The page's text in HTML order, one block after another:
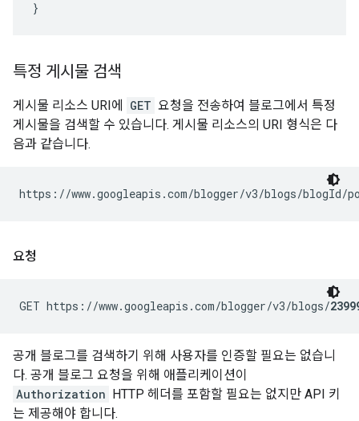
특정 게시물 검색
게시물 리소스 URI에 GET 요청을 전송하여 블로그에서 특정
게시물을 검색할 수 있습니다. 게시물 리소스의 URI 형식은 다
음과 같습니다.
https://www.googleapis.com/blogger/v3/blogs/blogId/
요청
GET https://www.googleapis.com/blogger/v3/blogs/
공개 블로그를 검색하기 위해 사용자를 인증할 필요는 없습니
다. 공개 블로그 요청을 위해 애플리케이션이
Authorization HTTP 헤더를 포함할 필요는 없지만 API 키
는 제공해야 합니다.